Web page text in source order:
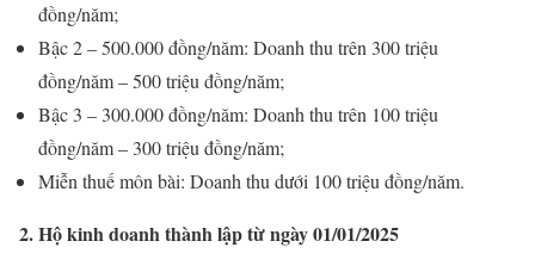
đồng/năm;
Bậc 2 – 500.000 đồng/năm: Doanh thu trên 300 triệu
đồng/năm – 500 triệu đồng/năm;
Bậc 3 – 300.000 đồng/năm: Doanh thu trên 100 triệu
đồng/năm – 300 triệu đồng/năm;
Miễn thuế môn bài: Doanh thu dưới 100 triệu đồng/năm.
2. Hộ kinh doanh thành lập từ ngày 01/01/2025